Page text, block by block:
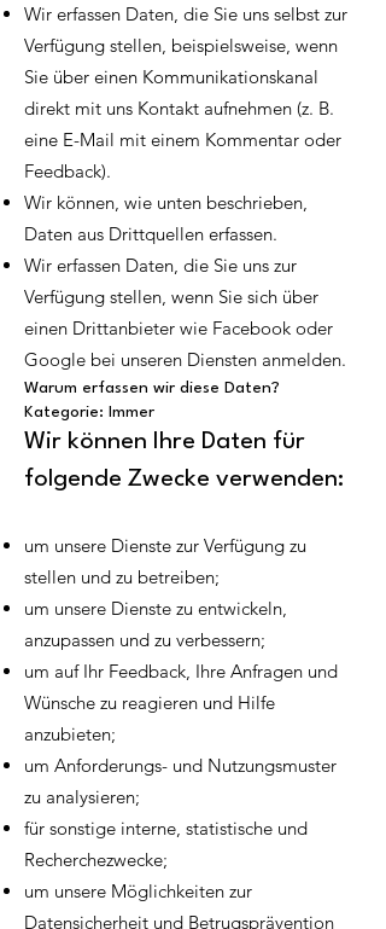
Wir erfassen Daten, die Sie uns selbst zur
Verfügung stellen, beispielsweise, wenn
Sie über einen Kommunikationskanal
direkt mit uns Kontakt aufnehmen (z. B.
eine E-Mail mit einem Kommentar oder
Feedback).
Wir können, wie unten beschrieben,
Daten aus Drittquellen erfassen.
Wir erfassen Daten, die Sie uns zur
Verfügung stellen, wenn Sie sich über
einen Drittanbieter wie Facebook oder
Google bei unseren Diensten anmelden.
Warum erfassen wir diese Daten?
Kategorie: Immer
Wir können Ihre Daten für
folgende Zwecke verwenden:
um unsere Dienste zur Verfügung zu
stellen und zu betreiben;
um unsere Dienste zu entwickeln,
anzupassen und zu verbessern;
um auf Ihr Feedback, Ihre Anfragen und
Wünsche zu reagieren und Hilfe
anzubieten;
um Anforderungs- und Nutzungsmuster
zu analysieren;
für sonstige interne, statistische und
Recherchezwecke;
um unsere Möglichkeiten zur
Datensicherheit und Betrugsprävention